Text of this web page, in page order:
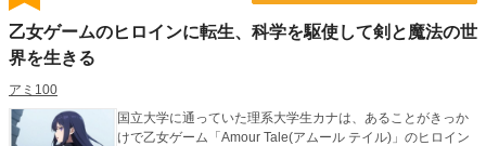
じてくれる大切な人たちのために。 隣にいる不愛想な騎士様と可愛いモフモフ
たちがいれば、私は最高に幸せです！ 祝：女性HOTランキング２１位（2025年
8月21日7時11分観測） ありがとうございます。
乙女ゲームのヒロインに転生、科学を駆使して剣と魔法の世
界を生きる
アミ100
国立大学に通っていた理系大学生カナは、あることがきっか
けで乙女ゲーム「Amour Tale(アムール テイル)」のヒロイン